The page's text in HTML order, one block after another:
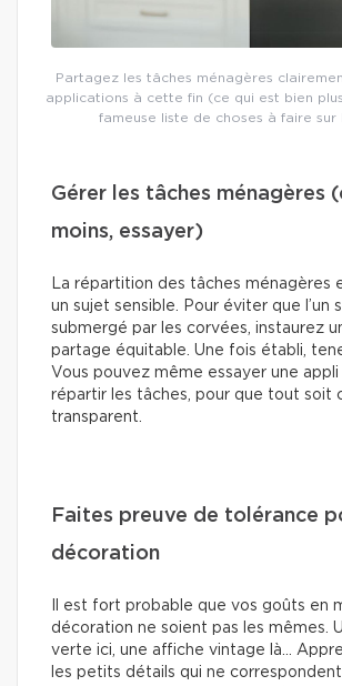
Partagez les tâches ménagères
applications à cette fin (ce qui est bien
fameuse liste de choses à faire sur
Gérer les tâches ménagères
moins, essayer)
La répartition des tâches ménagères
un sujet sensible. Pour éviter que l’un
submergé par les corvées, instaurez
partage équitable. Une fois établi,
Vous pouvez même essayer une appli
répartir les tâches, pour que tout soit
transparent.
Faites preuve de tolérance
décoration
Il est fort probable que vos goûts en
décoration ne soient pas les mêmes.
verte ici, une affiche vintage là…
les petits détails qui ne